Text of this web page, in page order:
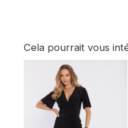
Cela pourrait vous